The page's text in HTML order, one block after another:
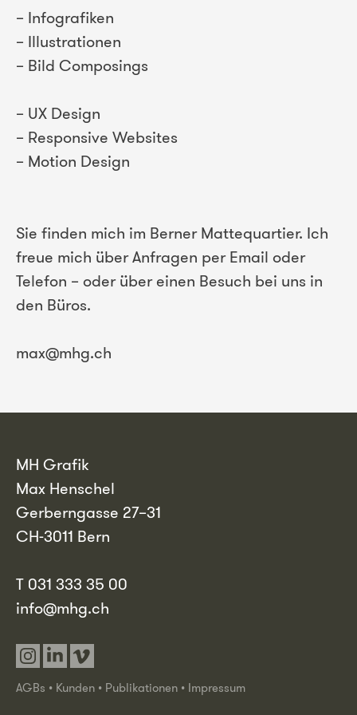
– Infografiken
– Illustrationen
– Bild Composings
– UX Design
– Responsive Websites
– Motion Design
Sie finden mich im Berner Mattequartier. Ich
freue mich über Anfragen per Email oder
Telefon – oder über einen Besuch bei uns in
den Büros.
max@mhg.ch
MH Grafik
Max Henschel
Gerberngasse 27–31
CH-3011 Bern
T 031 333 35 00
info@mhg.ch
InstagramLinkedin
Vimeo
AGBs • Kunden • Publikationen • Impressum